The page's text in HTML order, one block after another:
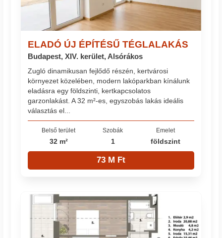
ELADÓ ÚJ ÉPÍTÉSŰ TÉGLALAKÁS
Budapest, XIV. kerület, Alsórákos
Zugló dinamikusan fejlődő részén, kertvárosi
környezet közelében, modern lakóparkban kínálunk
eladásra egy földszinti, kertkapcsolatos
garzonlakást. A 32 m²-es, egyszobás lakás ideális
választás el...
Belső terület
32 m²
Szobák
1
Emelet
földszint
73 M Ft